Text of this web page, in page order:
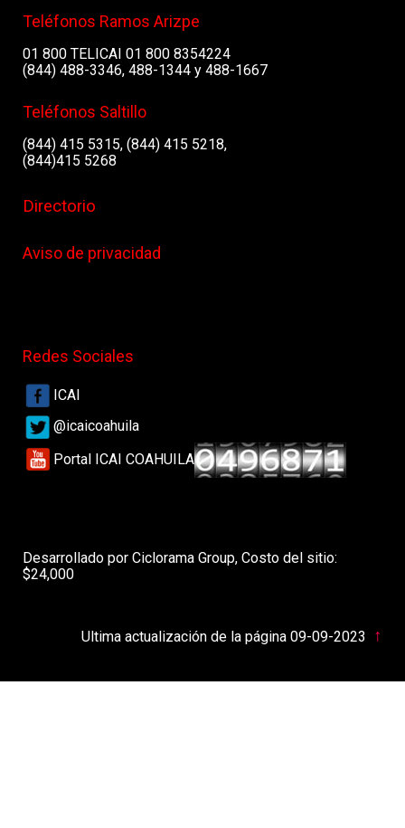
Teléfonos Ramos Arizpe
01 800 TELICAI 01 800 8354224
(844) 488-3346, 488-1344 y 488-1667
Teléfonos Saltillo
(844) 415 5315, (844) 415 5218,
(844)415 5268
Directorio
Aviso de privacidad
Redes Sociales
ICAI
@icaicoahuila
Portal ICAI COAHUILA
Desarrollado por Ciclorama Group, Costo del sitio:
$24,000
Ultima actualización de la página 09-09-2023 ↑